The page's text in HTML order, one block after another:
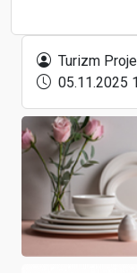
Turizm Proje
05.11.2025
Yerli